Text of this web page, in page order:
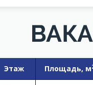
Этаж Площадь, м